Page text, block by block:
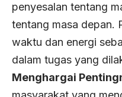
penyesalan tentang
tentang masa depan.
waktu dan energi
dalam tugas yang
Menghargai